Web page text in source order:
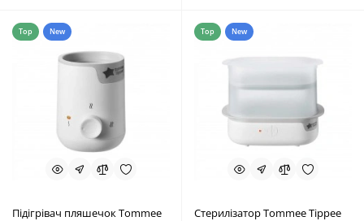
Top New
Підігрівач пляшечок Tommee
Top New
Стерилізатор Tommee Tippee